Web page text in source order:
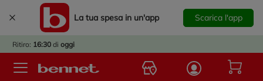
La tua spesa in un'app Scarica l'app
Ritiro: 16:30 di oggi
Logo Bennet - Torna alla homepage